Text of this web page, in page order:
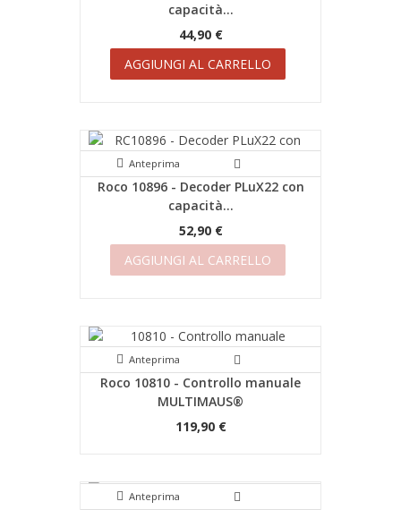
capacità...
44,90 €
AGGIUNGI AL CARRELLO
Anteprima
Roco 10896 - Decoder PLuX22 con
capacità...
52,90 €
AGGIUNGI AL CARRELLO
Anteprima
Roco 10810 - Controllo manuale
MULTIMAUS®
119,90 €
Anteprima